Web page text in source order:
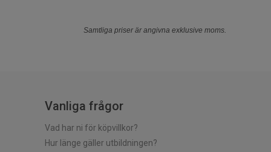
Samtliga priser är angivna exklusive moms.
Vanliga frågor
Vad har ni för köpvillkor?
Hur länge gäller utbildningen?